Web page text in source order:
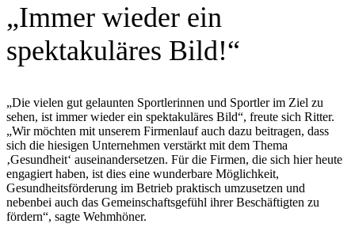
„Immer wieder ein
spektakuläres Bild!“
„Die vielen gut gelaunten Sportlerinnen und Sportler im Ziel zu
sehen, ist immer wieder ein spektakuläres Bild“, freute sich Ritter.
„Wir möchten mit unserem Firmenlauf auch dazu beitragen, dass
sich die hiesigen Unternehmen verstärkt mit dem Thema
‚Gesundheit‘ auseinandersetzen. Für die Firmen, die sich hier heute
engagiert haben, ist dies eine wunderbare Möglichkeit,
Gesundheitsförderung im Betrieb praktisch umzusetzen und
nebenbei auch das Gemeinschaftsgefühl ihrer Beschäftigten zu
fördern“, sagte Wehmhöner.